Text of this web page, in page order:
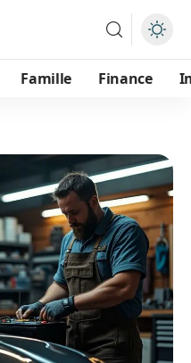
Famille Finance